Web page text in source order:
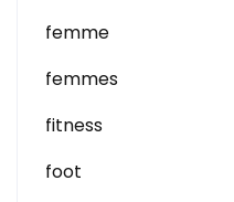
femme
femmes
fitness
foot